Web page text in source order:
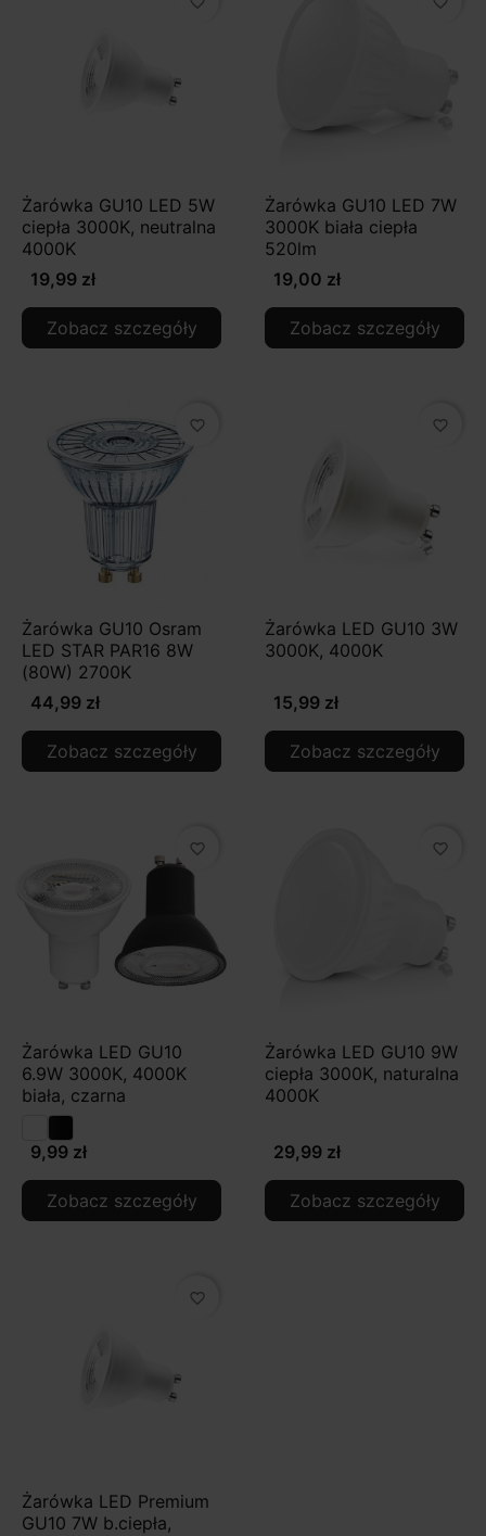
Żarówka GU10 LED 5W
ciepła 3000K, neutralna
4000K
19,99 zł
Zobacz szczegóły
Żarówka GU10 LED 7W
3000K biała ciepła
520lm
19,00 zł
Zobacz szczegóły
favorite_border
Żarówka GU10 Osram
LED STAR PAR16 8W
(80W) 2700K
44,99 zł
Zobacz szczegóły
favorite_border
Żarówka LED GU10 3W
3000K, 4000K
15,99 zł
Zobacz szczegóły
favorite_border
Żarówka LED GU10
6.9W 3000K, 4000K
biała, czarna
9,99 zł
Zobacz szczegóły
favorite_border
Żarówka LED GU10 9W
ciepła 3000K, naturalna
4000K
29,99 zł
Zobacz szczegóły
favorite_border
Żarówka LED Premium
GU10 7W b.ciepła,